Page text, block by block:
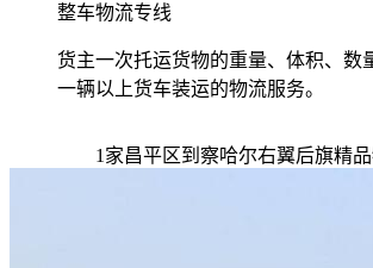
整车物流专线
货主一次托运货物的重量、体积、数
一辆以上货车装运的物流服务。
1 家昌平区到察哈尔右翼后旗精